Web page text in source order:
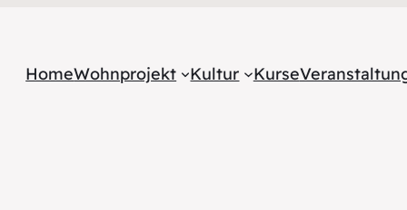
HomeWohnprojekt Kultur Kurse